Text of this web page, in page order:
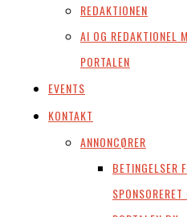
REDAKTIONEN
AI OG REDAKTIONEL
PORTALEN
EVENTS
KONTAKT
ANNONCØRER
BETINGELSER